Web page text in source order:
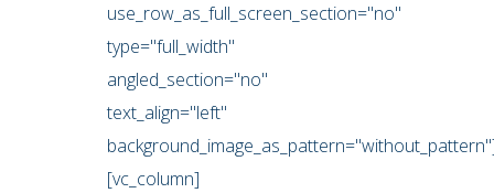
use_row_as_full_screen_section="no"
type="full_width"
angled_section="no"
text_align="left"
[vc_column]